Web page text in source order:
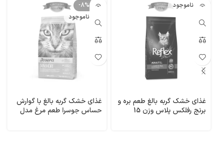
ناموجود
غذای خشک گربه بالغ طعم بره و
برنج رفلکس پلاس وزن 15
-8%
ناموجود
غذای خشک گربه بالغ با گوارش
حساس جوسرا طعم مرغ مدل